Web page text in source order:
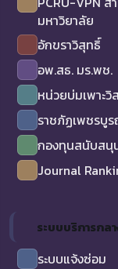
มหาวิยาลัย
อักขราวิสุทธิ์
อพ.สธ. มร.พช.
หน่วยบ่มเพาะวิ
ราชภัฏเพชรบู
กองทุนสนับสนุ
Journal
ระบบบริการกล
ระบบแจ้งซ่อม